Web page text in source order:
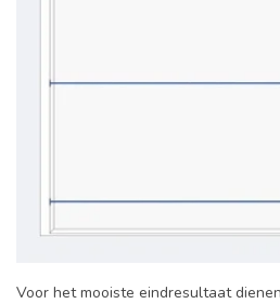
Voor het mooiste eindresultaat